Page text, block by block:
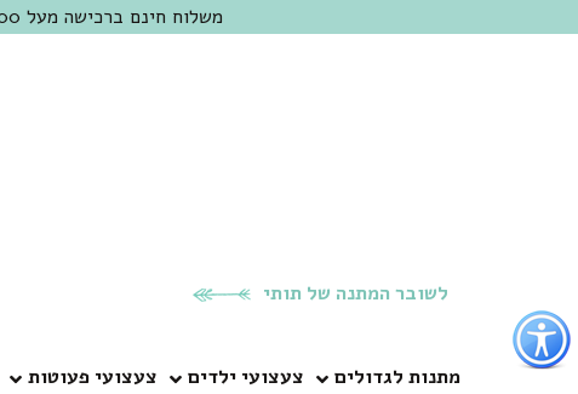
כפתור
לפתיחת
תפריט
נגישות
משלוח חינם ברכישה מעל 300 ש"ח | אופציה למשלוח מהיום להיום באזור המרכז | מוזמנים לבקר בחנות בכפר שמריהו
לשובר המתנה של תותי
מתנות לגדולים צעצועי ילדים צעצועי פעוטות